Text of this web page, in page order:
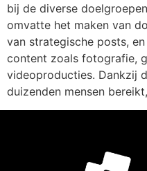
bij de diverse
omvatte het maken van
van strategische posts,
content zoals fotografie,
videoproducties. Dankzij
duizenden mensen